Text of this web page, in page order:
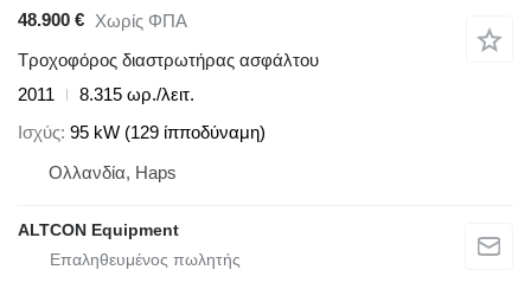
48.900 € Χωρίς ΦΠΑ
Τροχοφόρος διαστρωτήρας ασφάλτου
2011
8.315 ωρ./λειτ.
Ισχύς 95 kW (129 ίπποδύναμη)
Ολλανδία, Haps
ALTCON Equipment